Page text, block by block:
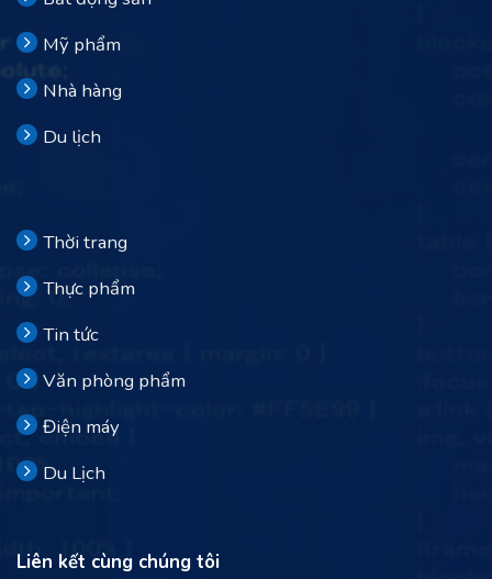
Mỹ phẩm
Nhà hàng
Du lịch
Thời trang
Thực phẩm
Tin tức
Văn phòng phẩm
Điện máy
Du Lịch
Liên kết cùng chúng tôi